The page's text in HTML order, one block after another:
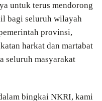
untuk terus mendorong
bagi seluruh wilayah
provinsi,
harkat dan martabat
seluruh masyarakat
bingkai NKRI, kami